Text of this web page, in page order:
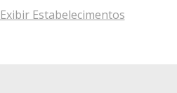
Exibir Estabelecimentos